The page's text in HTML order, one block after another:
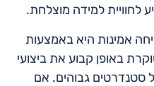
לחוויית למידה מוצלחת.
אמינות היא באמצעות
באופן קבוע את ביצועי
סטנדרטים גבוהים. אם